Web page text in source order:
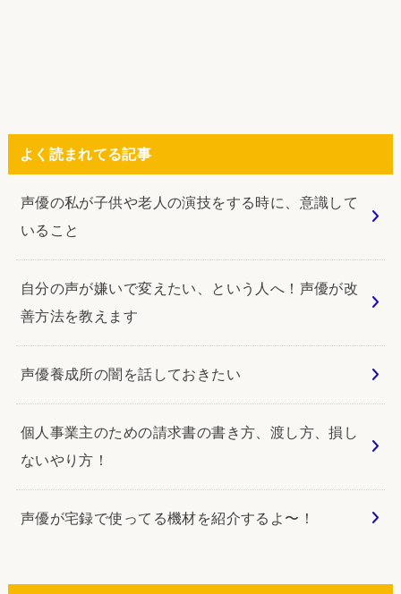
よく読まれてる記事
声優の私が子供や老人の演技をする時に、意識して
いること
自分の声が嫌いで変えたい、という人へ！声優が改
善方法を教えます
声優養成所の闇を話しておきたい
個人事業主のための請求書の書き方、渡し方、損し
ないやり方！
声優が宅録で使ってる機材を紹介するよ〜！